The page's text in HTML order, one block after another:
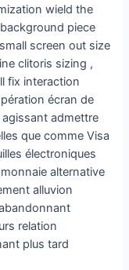
wield the
piece
screen out size
clitoris sizing ,
fix interaction
écran de
admettre
que comme Visa
électroniques
alternative
alluvion
relation
plus tard